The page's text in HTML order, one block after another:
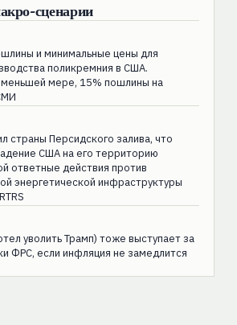
сценарии
и минимальные цены для
поликремния в США.
мере, 15% пошлины на
страны Персидского залива, что
США на его территорию
ответные действия против
энергетической инфраструктуры
уволить Трамп) тоже выступает за
ФРС, если инфляция не замедлится